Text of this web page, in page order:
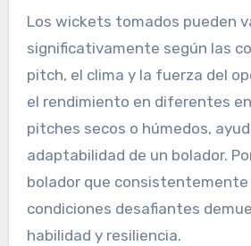
Los wickets tomados pueden
significativamente según las
pitch, el clima y la fuerza del
el rendimiento en diferentes
pitches secos o húmedos,
adaptabilidad de un bolador.
bolador que
condiciones desafiantes
habilidad y resiliencia.